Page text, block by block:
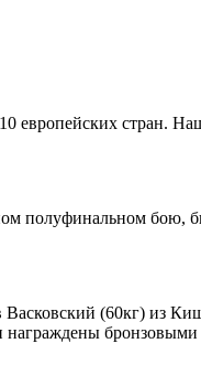
европейских стран.
полуфинальном бою,
(60кг) из
награждены